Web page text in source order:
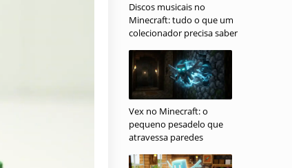
Discos musicais no
Minecraft: tudo o que um
colecionador precisa saber
Vex no Minecraft: o
pequeno pesadelo que
atravessa paredes